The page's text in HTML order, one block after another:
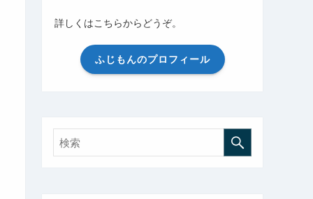
詳しくはこちらからどうぞ。
ふじもんのプロフィール